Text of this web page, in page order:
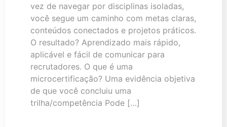
vez de navegar por disciplinas isoladas,
você segue um caminho com metas claras,
conteúdos conectados e projetos práticos.
O resultado? Aprendizado mais rápido,
aplicável e fácil de comunicar para
recrutadores. O que é uma
microcertificação? Uma evidência objetiva
de que você concluiu uma
trilha/competência Pode […]